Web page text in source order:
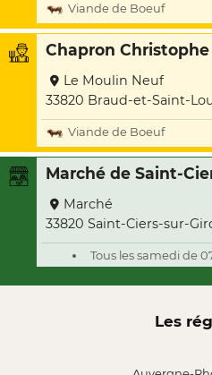
Viande de Boeuf
Chapron Christophe
Le Moulin Neuf
33820 Braud-et-Saint-
Viande de Boeuf
Marché de Saint-
Marché
33820 Saint-Ciers-sur-
Tous les samedi de
Les